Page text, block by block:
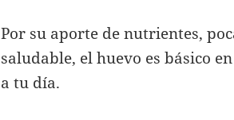
Por su aporte de nutrientes,
saludable, el huevo es básico
a tu día.